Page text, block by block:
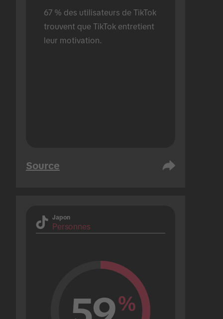
67 % des utilisateurs de TikTok
trouvent que TikTok entretient
leur motivation.
Source
Japon
Personnes
%